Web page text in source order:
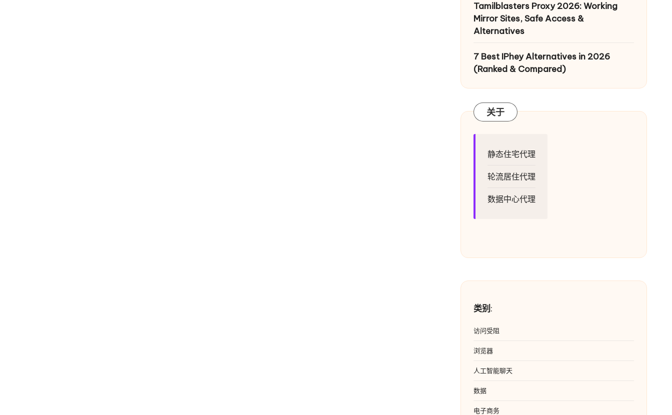
Tamilblasters Proxy 2026: Working
Mirror Sites, Safe Access &
Alternatives
7 Best IPhey Alternatives in 2026
(Ranked & Compared)
关于
静态住宅代理
轮流居住代理
数据中心代理
类别 :
访问受阻
浏览器
人工智能聊天
数据
电子商务